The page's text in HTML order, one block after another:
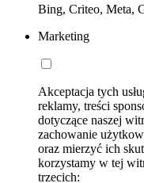
Bing, Criteo, Meta,
Marketing
Akceptacja tych
reklamy, treści
dotyczące naszej
zachowanie
oraz mierzyć ich
korzystamy w tej
trzecich: